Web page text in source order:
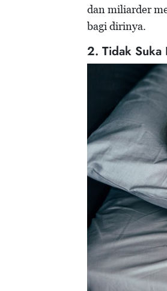
dan miliarder
bagi dirinya.
2. Tidak Suka